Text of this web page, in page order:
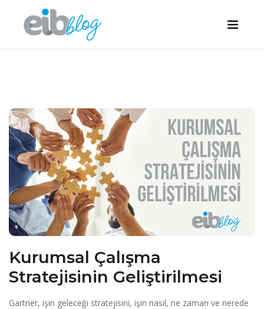
Kurumsal Çalışma
Stratejisinin Geliştirilmesi
Gartner, işin geleceği stratejisini, işin nasıl, ne zaman ve nerede